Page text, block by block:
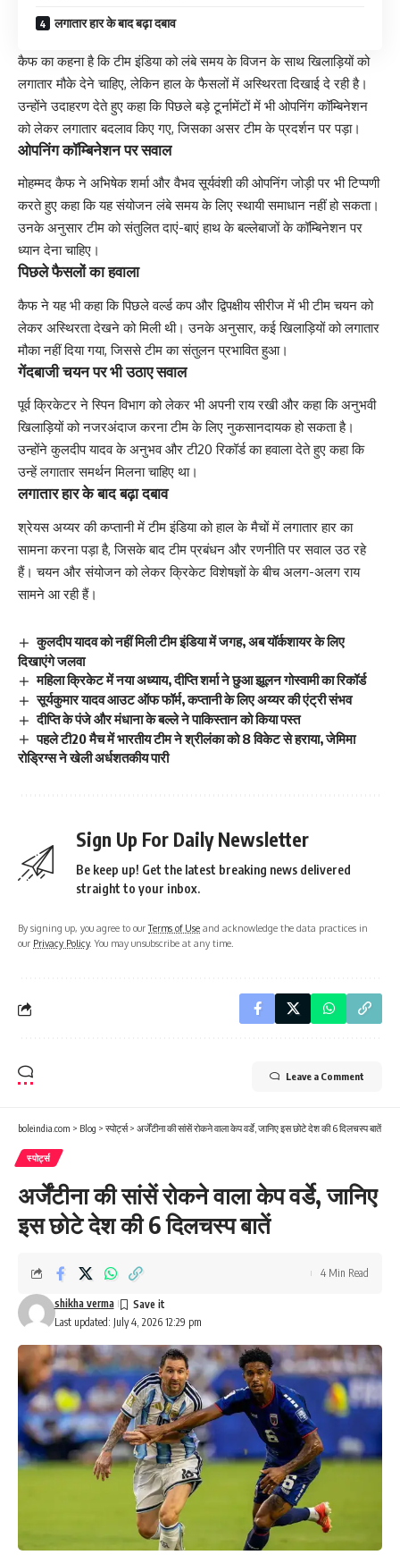
लगातार हार के बाद बढ़ा दबाव
कैफ का कहना है कि टीम इंडिया को लंबे समय के विजन के साथ खिलाड़ियों को
लगातार मौके देने चाहिए, लेकिन हाल के फैसलों में अस्थिरता दिखाई दे रही है।
उन्होंने उदाहरण देते हुए कहा कि पिछले बड़े टूर्नामेंटों में भी ओपनिंग कॉम्बिनेशन
को लेकर लगातार बदलाव किए गए, जिसका असर टीम के प्रदर्शन पर पड़ा।
ओपनिंग कॉम्बिनेशन पर सवाल
मोहम्मद कैफ ने अभिषेक शर्मा और वैभव सूर्यवंशी की ओपनिंग जोड़ी पर भी टिप्पणी
करते हुए कहा कि यह संयोजन लंबे समय के लिए स्थायी समाधान नहीं हो सकता।
उनके अनुसार टीम को संतुलित दाएं-बाएं हाथ के बल्लेबाजों के कॉम्बिनेशन पर
ध्यान देना चाहिए।
पिछले फैसलों का हवाला
कैफ ने यह भी कहा कि पिछले वर्ल्ड कप और द्विपक्षीय सीरीज में भी टीम चयन को
लेकर अस्थिरता देखने को मिली थी। उनके अनुसार, कई खिलाड़ियों को लगातार
मौका नहीं दिया गया, जिससे टीम का संतुलन प्रभावित हुआ।
गेंदबाजी चयन पर भी उठाए सवाल
पूर्व क्रिकेटर ने स्पिन विभाग को लेकर भी अपनी राय रखी और कहा कि अनुभवी
खिलाड़ियों को नजरअंदाज करना टीम के लिए नुकसानदायक हो सकता है।
उन्होंने कुलदीप यादव के अनुभव और टी20 रिकॉर्ड का हवाला देते हुए कहा कि
उन्हें लगातार समर्थन मिलना चाहिए था।
लगातार हार के बाद बढ़ा दबाव
श्रेयस अय्यर की कप्तानी में टीम इंडिया को हाल के मैचों में लगातार हार का
सामना करना पड़ा है, जिसके बाद टीम प्रबंधन और रणनीति पर सवाल उठ रहे
हैं। चयन और संयोजन को लेकर क्रिकेट विशेषज्ञों के बीच अलग-अलग राय
सामने आ रही हैं।
कुलदीप यादव को नहीं मिली टीम इंडिया में जगह, अब यॉर्कशायर के लिए
दिखाएंगे जलवा
महिला क्रिकेट में नया अध्याय, दीप्ति शर्मा ने छुआ झूलन गोस्वामी का रिकॉर्ड
सूर्यकुमार यादव आउट ऑफ फॉर्म, कप्तानी के लिए अय्यर की एंट्री संभव
दीप्ति के पंजे और मंधाना के बल्ले ने पाकिस्तान को किया पस्त
पहले टी20 मैच में भारतीय टीम ने श्रीलंका को 8 विकेट से हराया, जेमिमा
रोड्रिग्स ने खेली अर्धशतकीय पारी
Sign Up For Daily Newsletter
Be keep up! Get the latest breaking news delivered
straight to your inbox.
By signing up, you agree to ourTerms of Use and acknowledge the data practices in
our Privacy Policy. You may unsubscribe at any time.
Leave a Comment
boleindia.com > Blog > स्पोर्ट्स> अर्जेंटीना की सांसें रोकने वाला केप वर्डे, जानिए इस छोटे देश की 6 दिलचस्प बातें
स्पोर्ट्स
अर्जेंटीना की सांसें रोकने वाला केप वर्डे, जानिए
इस छोटे देश की 6 दिलचस्प बातें
Last updated: July 4, 2026 12:29 pm
shikha verma
4 Min Read